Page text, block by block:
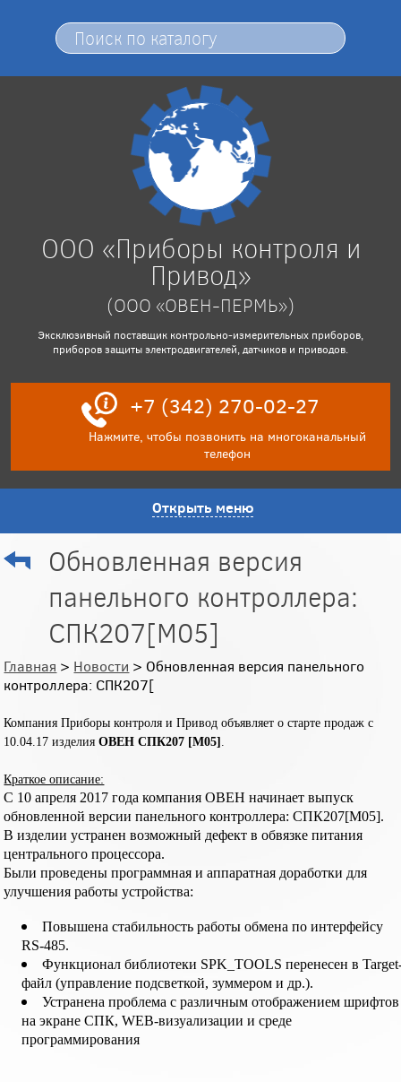
ООО «Приборы контроля и
Привод»
(ООО «ОВЕН-ПЕРМЬ»)
Эксклюзивный поставщик контрольно-измерительных приборов,
приборов защиты электродвигателей, датчиков и приводов.
+7 (342) 270-02-27
Нажмите, чтобы позвонить на многоканальный
телефон
Открыть меню
Обновленная версия
панельного контроллера:
СПК207[М05]
Главная > Новости > Обновленная версия панельного
контроллера: СПК207[
Компания Приборы контроля и Привод объявляет о старте продаж с
10.04.17 изделияОВЕН СПК207 [M05] .
Краткое описание:
С 10 апреля 2017 года компания ОВЕН начинает выпуск
обновленной версии панельного контроллера: СПК207[М05].
В изделии устранен возможный дефект в обвязке питания
центрального процессора.
Были проведены программная и аппаратная доработки для
улучшения работы устройства:
Повышена стабильность работы обмена по интерфейсу
RS-485.
Функционал библиотеки SPK_TOOLS перенесен в
файл (управление подсветкой, зуммером и др.).
Устранена проблема с различным отображением шрифтов
на экране СПК, WEB-визуализации и среде
программирования